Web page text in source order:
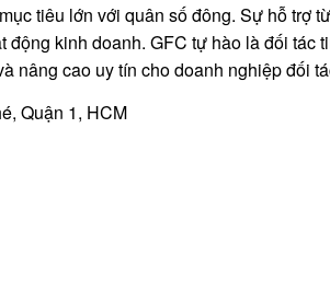
tiêu lớn với quân số đông. Sự hỗ trợ
kinh doanh. GFC tự hào là đối tác
nâng cao uy tín cho doanh nghiệp đối
Quận 1, HCM